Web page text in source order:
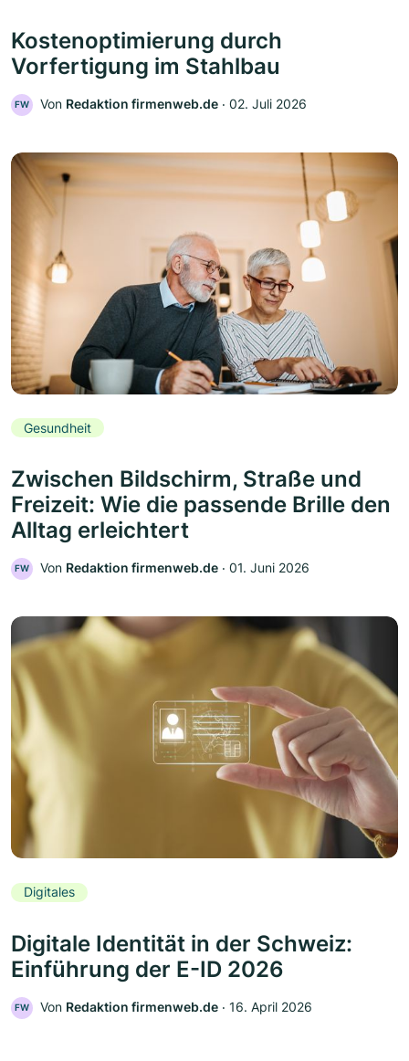
Kostenoptimierung durch
Vorfertigung im Stahlbau
FW Von Redaktion firmenweb.de ‧ 02. Juli 2026
Gesundheit
Zwischen Bildschirm, Straße und
Freizeit: Wie die passende Brille den
Alltag erleichtert
FW Von Redaktion firmenweb.de ‧ 01. Juni 2026
Digitales
Digitale Identität in der Schweiz:
Einführung der E-ID 2026
FW Von Redaktion firmenweb.de ‧ 16. April 2026